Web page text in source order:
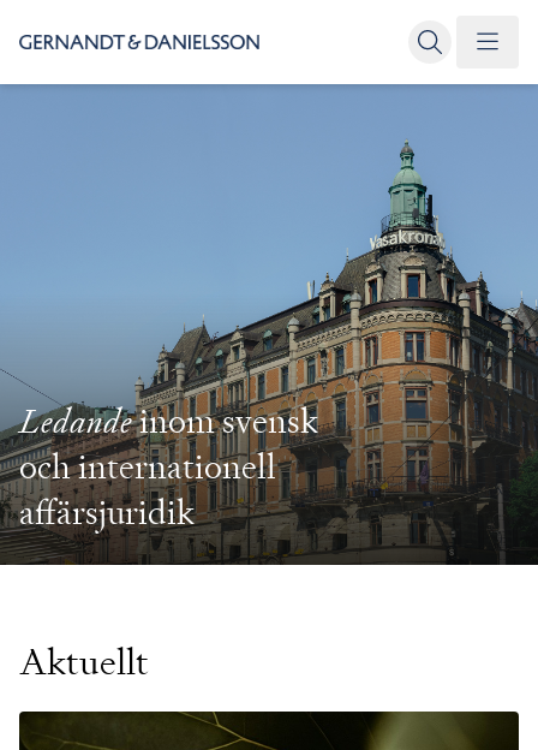
Ledandeinom svensk
och internationell
affärsjuridik
Aktuellt